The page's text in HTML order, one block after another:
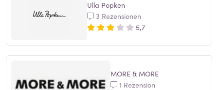
Ulla Popken
3 Rezensionen
5,7
MORE & MORE
1 Rezension